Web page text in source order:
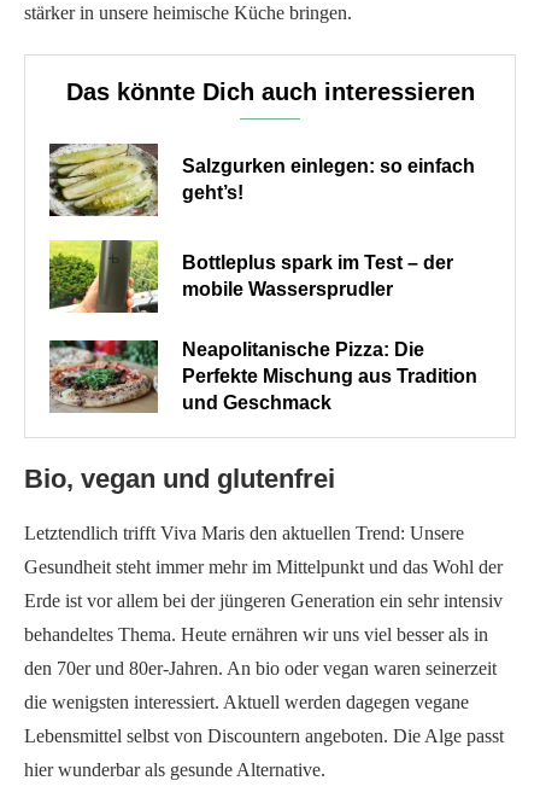
stärker in unsere heimische Küche bringen.
Das könnte Dich auch interessieren
Salzgurken einlegen: so einfach
geht’s!
Bottleplus spark im Test – der
mobile Wassersprudler
Neapolitanische Pizza: Die
Perfekte Mischung aus Tradition
und Geschmack
Bio, vegan und glutenfrei
Letztendlich trifft Viva Maris den aktuellen Trend: Unsere
Gesundheit steht immer mehr im Mittelpunkt und das Wohl der
Erde ist vor allem bei der jüngeren Generation ein sehr intensiv
behandeltes Thema. Heute ernähren wir uns viel besser als in
den 70er und 80er-Jahren. An bio oder vegan waren seinerzeit
die wenigsten interessiert. Aktuell werden dagegen vegane
Lebensmittel selbst von Discountern angeboten. Die Alge passt
hier wunderbar als gesunde Alternative.